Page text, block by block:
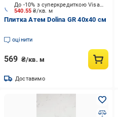
540.55₴/кв. м
До -10% з суперкредиткою Visa Вигода
Плитка Атем Dolina GR 40x40 см
оцінити
569 ₴/кв. м
Доставимо